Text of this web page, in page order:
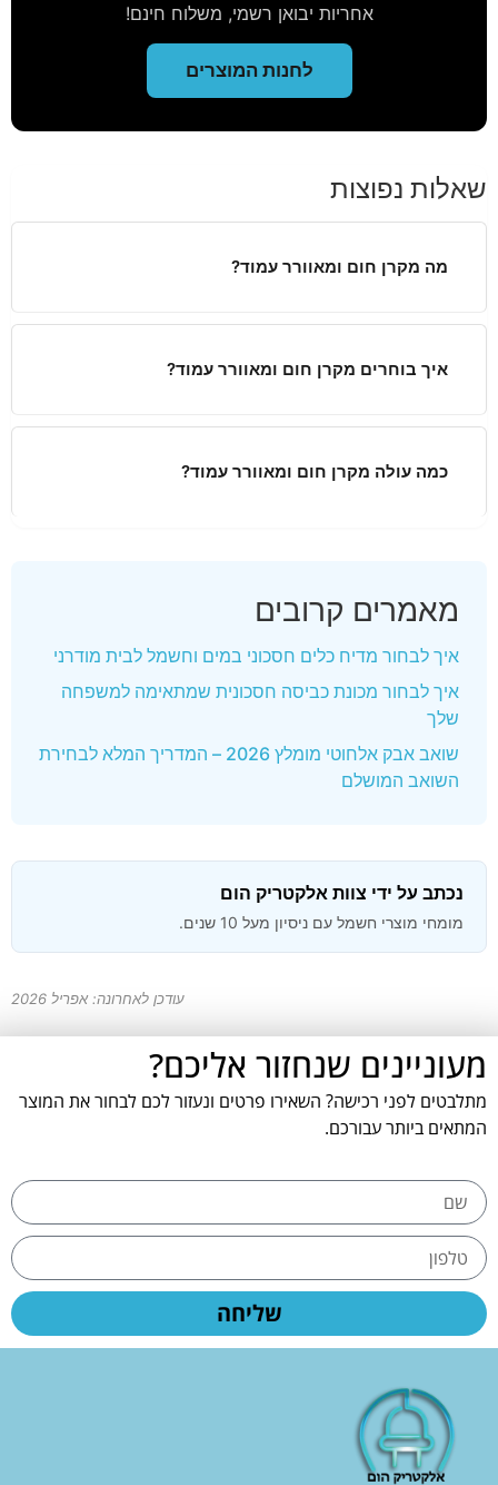
אחריות יבואן רשמי, משלוח חינם!
לחנות המוצרים
שאלות נפוצות
מה מקרן חום ומאוורר עמוד?
איך בוחרים מקרן חום ומאוורר עמוד?
כמה עולה מקרן חום ומאוורר עמוד?
מאמרים קרובים
איך לבחור מדיח כלים חסכוני במים וחשמל לבית מודרני
איך לבחור מכונת כביסה חסכונית שמתאימה למשפחה
שלך
שואב אבק אלחוטי מומלץ 2026 – המדריך המלא לבחירת
השואב המושלם
נכתב על ידי צוות אלקטריק הום
מומחי מוצרי חשמל עם ניסיון מעל 10 שנים.
עודכן לאחרונה: אפריל 2026
מעוניינים שנחזור אליכם?
מתלבטים לפני רכישה? השאירו פרטים ונעזור לכם לבחור את המוצר
המתאים ביותר עבורכם.
שליחה